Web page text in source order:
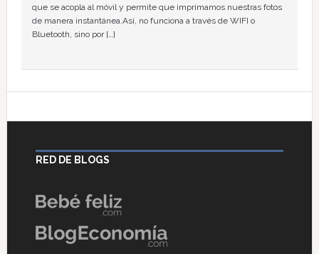
que se acopla al móvil y permite que imprimamos nuestras fotos
de manera instantánea.Así, no funciona a través de WIFI o
Bluetooth, sino por […]
RED DE BLOGS